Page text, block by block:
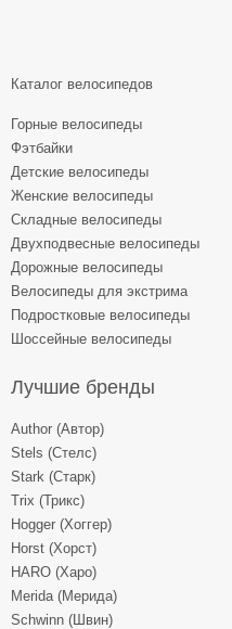
Каталог велосипедов
Горные велосипеды
Фэтбайки
Детские велосипеды
Женские велосипеды
Складные велосипеды
Двухподвесные велосипеды
Дорожные велосипеды
Велосипеды для экстрима
Подростковые велосипеды
Шоссейные велосипеды
Лучшие бренды
Author (Автор)
Stels (Стелс)
Stark (Старк)
Trix (Трикс)
Hogger (Хоггер)
Horst (Хорст)
HARO (Харо)
Merida (Мерида)
Schwinn (Швин)